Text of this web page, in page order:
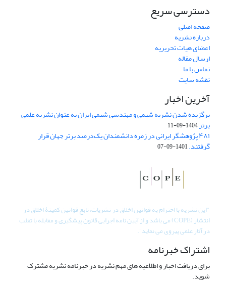
دسترسی سریع
صفحه اصلی
درباره نشریه
اعضای هیات تحریریه
ارسال مقاله
تماس با ما
نقشه سایت
آخرین اخبار
برگزیده شدن نشریه شیمی و مهندسی شیمی ایران به عنوان نشریه علمی
برتر1404-09-11
۴۸۱ پژوهشگر ایرانی در زمره دانشمندان یک‌درصد برتر جهان قرار
گرفتند.1401-09-07
"این نشریه با احترام به قوانین اخلاق در نشریات، تابع قوانین کمیتۀ اخلاق در
انتشار (COPE) می باشد و از آیین نامه اجرایی قانون پیشگیری و مقابله با تقلب
در آثار علمی پیروی می نماید".
اشتراک خبرنامه
برای دریافت اخبار و اطلاعیه های مهم نشریه در خبرنامه نشریه مشترک
شوید.